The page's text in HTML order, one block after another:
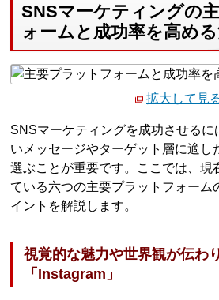
SNSマーケティングの
ォームと成功率を高め
拡大して見
SNSマーケティングを成功させるに
いメッセージやターゲット層に適し
選ぶことが重要です。ここでは、現
ている六つの主要プラットフォーム
イントを解説します。
視覚的な魅力や世界観が伝わ
「Instagram」